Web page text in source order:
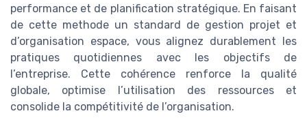
performance et de planification stratégique. En faisant
de cette methode un standard de gestion projet et
d’organisation espace, vous alignez durablement les
pratiques quotidiennes avec les objectifs de
l’entreprise. Cette cohérence renforce la qualité
globale, optimise l’utilisation des ressources et
consolide la compétitivité de l’organisation.